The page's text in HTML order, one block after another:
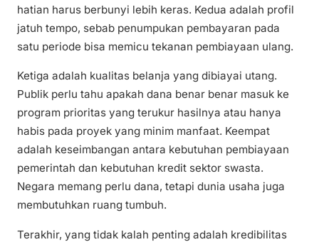
hatian harus berbunyi lebih keras. Kedua adalah profil
jatuh tempo, sebab penumpukan pembayaran pada
satu periode bisa memicu tekanan pembiayaan ulang.
Ketiga adalah kualitas belanja yang dibiayai utang.
Publik perlu tahu apakah dana benar benar masuk ke
program prioritas yang terukur hasilnya atau hanya
habis pada proyek yang minim manfaat. Keempat
adalah keseimbangan antara kebutuhan pembiayaan
pemerintah dan kebutuhan kredit sektor swasta.
Negara memang perlu dana, tetapi dunia usaha juga
membutuhkan ruang tumbuh.
Terakhir, yang tidak kalah penting adalah kredibilitas